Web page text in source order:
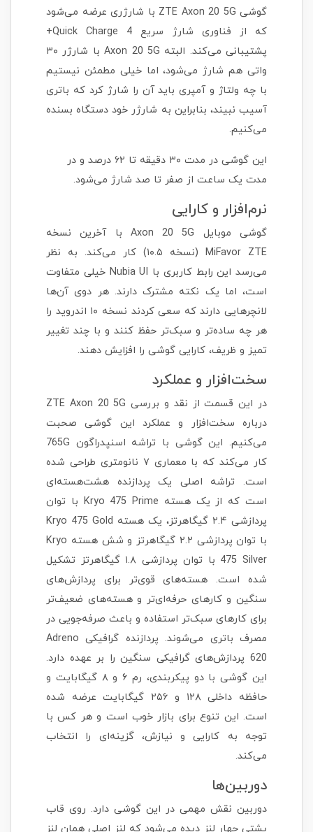
گوشی ZTE Axon 20 5G با شارژری عرضه می‌شود
که از فناوری شارژ سریع Quick Charge 4+
پشتیبانی می‌کند. البته Axon 20 5G با شارژر ۳۰
واتی هم شارژ می‌شود، اما خیلی مطمئن نیستیم
با چه ولتاژ و آمپری باید آن را شارژ کرد که باتری
آسیب نبیند، بنابراین به شارژر خود دستگاه بسنده
می‌کنیم.
این گوشی در مدت ۳۰ دقیقه تا ۶۲ درصد و در
مدت یک ساعت از صفر تا صد شارژ می‌شود.
نرم‌افزار و کارایی
گوشی موبایل Axon 20 5G با آخرین نسخه
MiFavor ZTE (نسخه ۱۰.۵) کار می‌کند. به نظر
می‌رسد این رابط کاربری با Nubia UI خیلی متفاوت
است، اما یک نکته مشترک دارند. هر دوی آن‌ها
لانچرهایی دارند که سعی کردند نسخه ۱۰ اندروید را
هر چه ساده‌تر و سبک‌تر حفظ کنند و با چند تغییر
تمیز و ظریف، کارایی گوشی را افزایش دهند.
سخت‌افزار و عملکرد
در این قسمت از نقد و بررسی ZTE Axon 20 5G
درباره سخت‌افزار و عملکرد این گوشی صحبت
می‌کنیم. این گوشی با تراشه اسنپدراگون 765G
کار می‌کند که با معماری ۷ نانومتری طراحی شده
است. تراشه اصلی یک پردازنده هشت‌هسته‌ای
است که از یک هسته Kryo 475 Prime با توان
پردازشی ۲.۴ گیگاهرتز، یک هسته Kryo 475 Gold
با توان پردازشی ۲.۲ گیگاهرتز و شش هسته Kryo
475 Silver با توان پردازشی ۱.۸ گیگاهرتز تشکیل
شده است. هسته‌های قوی‌تر برای پردازش‌های
سنگین و کارهای حرفه‌ای‌تر و هسته‌های ضعیف‌تر
برای کارهای سبک‌تر استفاده و باعث صرفه‌جویی در
مصرف باتری می‌شوند. پردازنده گرافیکی Adreno
620 پردازش‌های گرافیکی سنگین را بر عهده دارد.
این گوشی با دو پیکربندی، رم ۶ و ۸ گیگابایت و
حافظه داخلی ۱۲۸ و ۲۵۶ گیگابایت عرضه شده
است. این تنوع برای بازار خوب است و هر کس با
توجه به کارایی و نیازش، گزینه‌ای را انتخاب
می‌کند.
دوربین‌ها
دوربین نقش مهمی در این گوشی دارد. روی قاب